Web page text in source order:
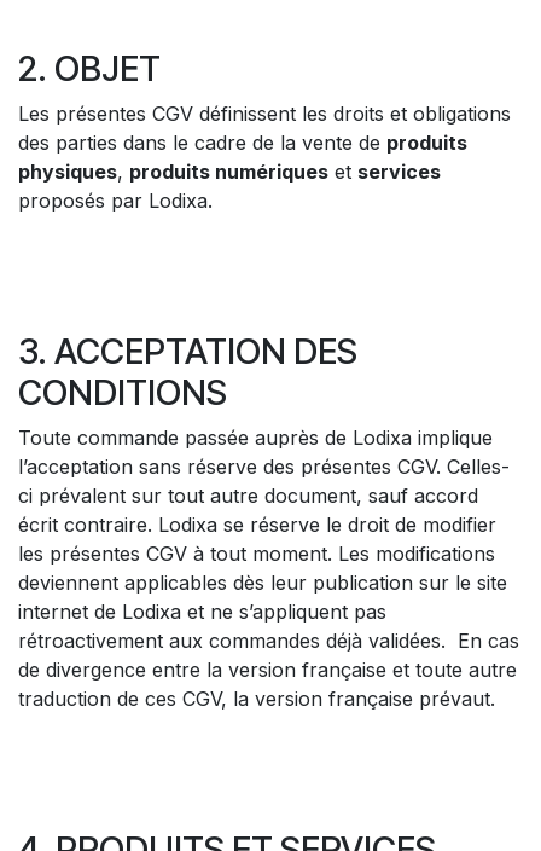
2. OBJET
Les présentes CGV définissent les droits et obligations
des parties dans le cadre de la vente de produits
physiques, produits numériques et services
proposés par Lodixa.
3. ACCEPTATION DES
CONDITIONS
Toute commande passée auprès de Lodixa implique
l’acceptation sans réserve des présentes CGV. Celles-
ci prévalent sur tout autre document, sauf accord
écrit contraire. Lodixa se réserve le droit de modifier
les présentes CGV à tout moment. Les modifications
deviennent applicables dès leur publication sur le site
internet de Lodixa et ne s’appliquent pas
rétroactivement aux commandes déjà validées. En cas
de divergence entre la version française et toute autre
traduction de ces CGV, la version française prévaut.